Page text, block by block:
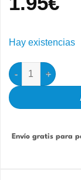
Hay existencias
Comedero con
Envío gratis para